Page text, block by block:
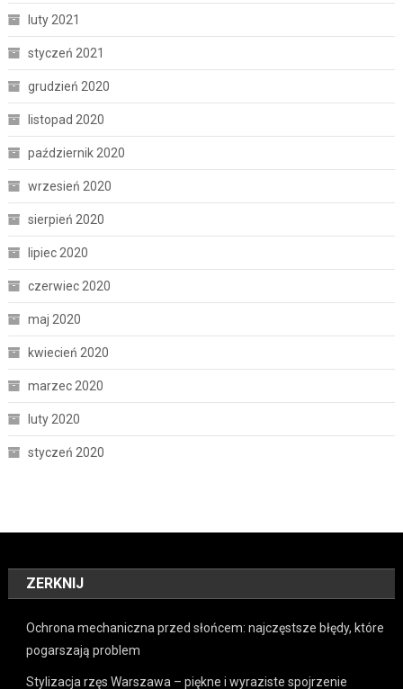
luty 2021
styczeń 2021
grudzień 2020
listopad 2020
październik 2020
wrzesień 2020
sierpień 2020
lipiec 2020
czerwiec 2020
maj 2020
kwiecień 2020
marzec 2020
luty 2020
styczeń 2020
ZERKNIJ
Ochrona mechaniczna przed słońcem: najczęstsze błędy, które
pogarszają problem
Stylizacja rzęs Warszawa – piękne i wyraziste spojrzenie